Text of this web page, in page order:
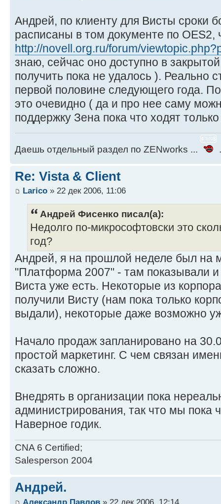
Андрей, по клиенту для Висты сроки
расписаны в том документе по
http://novell.org.ru/forum/
знаю, сейчас оно доступно в
получить пока не удалось ). Реально
первой половине следующего года.
это очевидно ( да и про нее саму
поддержку Зена пока что ходят
Даешь отдельный раздел по ZENworks ...
Re: Vista & Client
Larico » 22 дек 2006, 11:06
Андрей Фисенко писал(а):
Недолго по-микрософтовски это
год?
Андрей, я на прошлой неделе был на
"Платформа 2007" - там показывали
Виста уже есть. Некоторые из
получили Висту (нам пока только
выдали), некоторые даже возможно
Начало продаж запланировано на
простой маркетинг. С чем связан
сказать сложно.
Внедрять в организации пока
администрирования, так что мы пока
Наверное годик.
CNA 6 Certified;
Salesperson 2004
Андрей.
Александр Павлов » 22 дек 2006, 12:14